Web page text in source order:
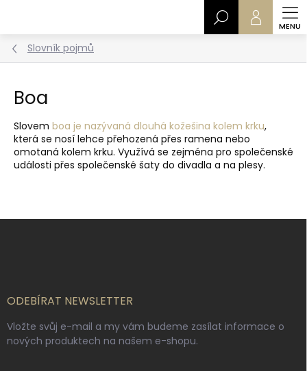
Hledat
Slovník pojmů
Boa
Slovem boa je nazývaná dlouhá kožešina kolem krku,
která se nosí lehce přehozená přes ramena nebo
omotaná kolem krku. Využívá se zejména pro společenské
události přes společenské šaty do divadla a na plesy.
ODEBÍRAT NEWSLETTER
Vložte svůj e-mail a my vám budeme zasílat informace o
nových produktech na našem e-shopu.